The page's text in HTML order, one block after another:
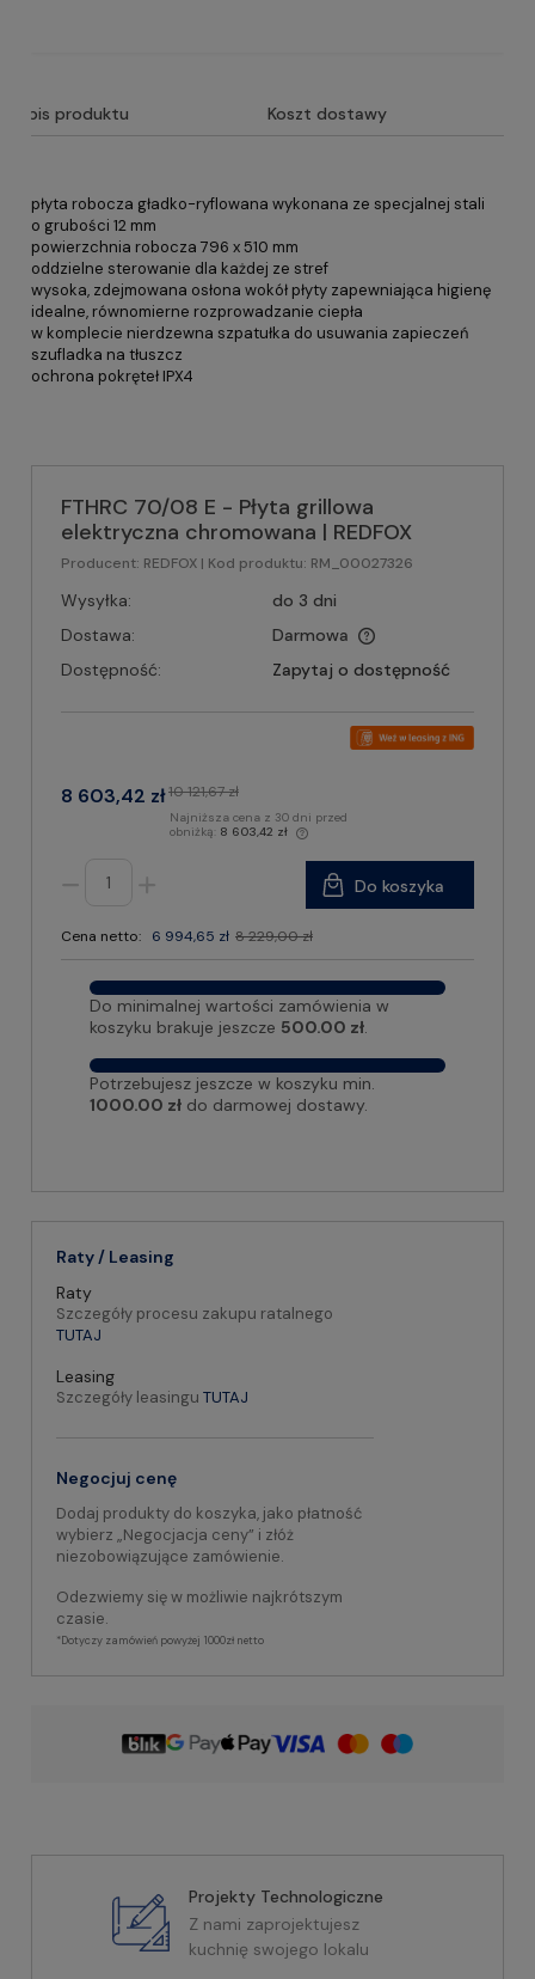
Opis produktu Koszt dostawy
płyta robocza gładko-ryflowana wykonana ze specjalnej stali
o grubości 12 mm
powierzchnia robocza 796 x 510 mm
oddzielne sterowanie dla każdej ze stref
wysoka, zdejmowana osłona wokół płyty zapewniająca higienę
idealne, równomierne rozprowadzanie ciepła
w komplecie nierdzewna szpatułka do usuwania zapieczeń
szufladka na tłuszcz
ochrona pokręteł IPX4
FTHRC 70/08 E - Płyta grillowa
elektryczna chromowana | REDFOX
Producent: REDFOX | Kod produktu: RM_00027326
Wysyłka:
do 3 dni
Dostawa:
Darmowa
Dostępność:
Zapytaj o dostępność
8 603,42 zł10 121,67 zł
Najniższa cena z 30 dni przed
obniżką: 8 603,42 zł
Cena netto: 6 994,65 zł 8 229,00 zł
Do koszyka
Do minimalnej wartości zamówienia w
koszyku brakuje jeszcze 500.00 zł.
Potrzebujesz jeszcze w koszyku min.
1000.00 zł do darmowej dostawy.
Raty / Leasing
Raty
Szczegóły procesu zakupu ratalnego
TUTAJ
Leasing
Szczegóły leasingu TUTAJ
Negocjuj cenę
Dodaj produkty do koszyka, jako płatność
wybierz „Negocjacja ceny” i złóż
niezobowiązujące zamówienie.
Odezwiemy się w możliwie najkrótszym
czasie.
*Dotyczy zamówień powyżej 1000zł netto
Projekty Technologiczne
Z nami zaprojektujesz
kuchnię swojego lokalu